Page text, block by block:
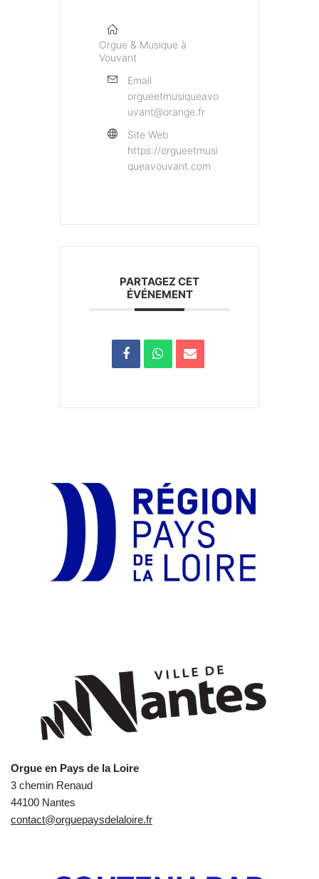
Orgue & Musique à
Vouvant
Email
orgueetmusiqueavo
uvant@orange.fr
Site Web
https://orgueetmusi
queavouvant.com
PARTAGEZ CET
ÉVÉNEMENT
Orgue en Pays de la Loire
3 chemin Renaud
44100 Nantes
contact@orguepaysdelaloire.fr